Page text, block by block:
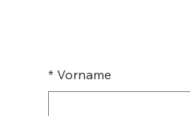
* Vorname